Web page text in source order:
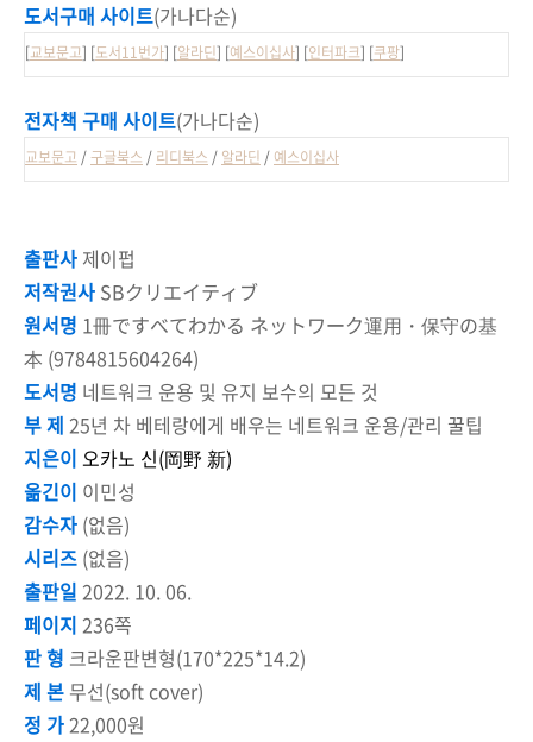
도서구매 사이트(가나다순)
[교보문고] [도서11번가] [알라딘] [예스이십사] [인터파크] [쿠팡]
전자책 구매 사이트(가나다순)
교보문고 /구글북스 / 리디북스 / 알라딘 / 예스이십사
출판사 제이펍
저작권사 SBクリエイティブ
원서명 1冊ですべてわかる ネットワーク運用・保守の基
本 (9784815604264)
도서명 네트워크 운용 및 유지 보수의 모든 것
부 제 25년 차 베테랑에게 배우는 네트워크 운용/관리 꿀팁
지은이 오카노 신(岡野 新)
옮긴이 이민성
감수자 (없음)
시리즈 (없음)
출판일 2022. 10. 06.
페이지 236쪽
판 형 크라운판변형(170*225*14.2)
제 본 무선(soft cover)
정 가22,000원